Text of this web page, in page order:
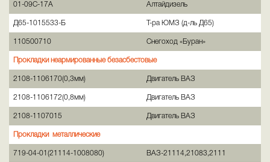
01-09С-17А Алтайдизель
Д65-1015533-Б Т-ра ЮМЗ (д-ль Д65)
110500710 Снегоход «Буран»
Прокладки неармированные безасбестовые
2108-1106170(0,3мм) Двигатель ВАЗ
2108-1106172(0,8мм) Двигатель ВАЗ
2108-1107015 Двигатель ВАЗ
Прокладки металлические
719-04-01(21114-1008080) ВАЗ-21114,21083,2111